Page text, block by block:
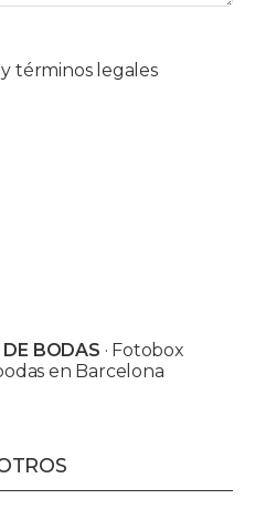
términos legales
BODAS · Fotobox
en Barcelona